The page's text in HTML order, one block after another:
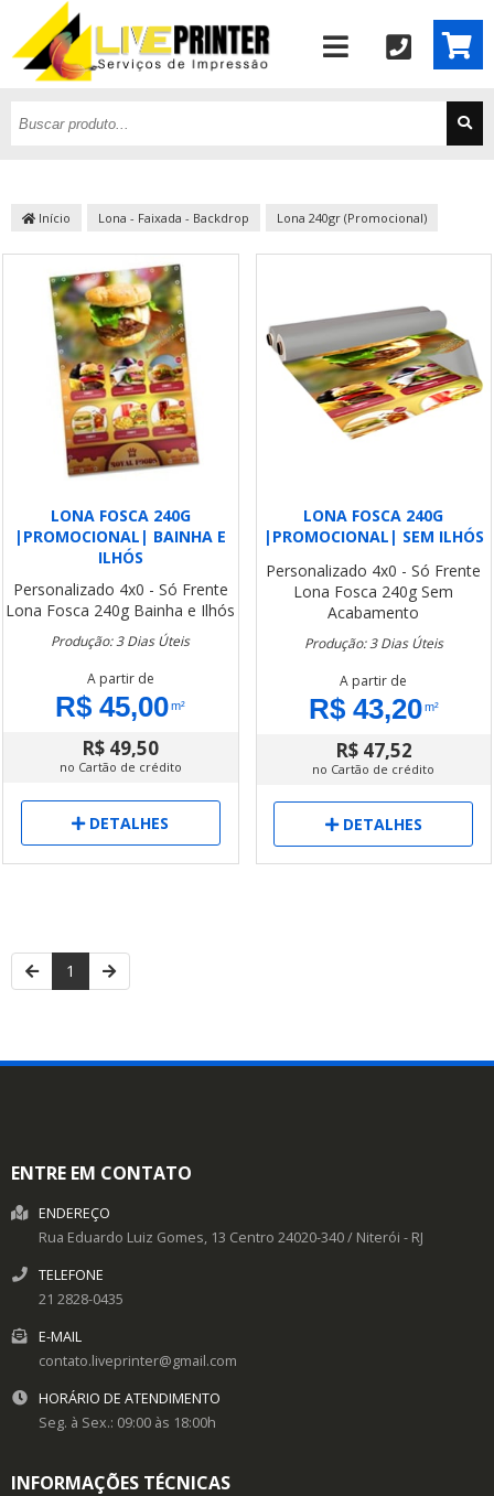
Início Lona - Faixada - Backdrop Lona 240gr (Promocional)
LONA FOSCA 240G
|PROMOCIONAL| BAINHA E
ILHÓS
Personalizado 4x0 - Só Frente
Lona Fosca 240g Bainha e Ilhós
Produção: 3 Dias Úteis
A partir de
R$ 45,00m²
R$ 49,50
no Cartão de crédito
DETALHES
LONA FOSCA 240G
|PROMOCIONAL| SEM ILHÓS
Personalizado 4x0 - Só Frente
Lona Fosca 240g Sem
Acabamento
Produção: 3 Dias Úteis
A partir de
R$ 43,20m²
R$ 47,52
no Cartão de crédito
DETALHES
1
ENTRE EM CONTATO
ENDEREÇO
Rua Eduardo Luiz Gomes, 13 Centro 24020-340/ Niterói - RJ
TELEFONE
21 2828-0435
E-MAIL
contato.liveprinter@gmail.com
HORÁRIO DE ATENDIMENTO
Seg. à Sex.: 09:00 às 18:00h
INFORMAÇÕES TÉCNICAS